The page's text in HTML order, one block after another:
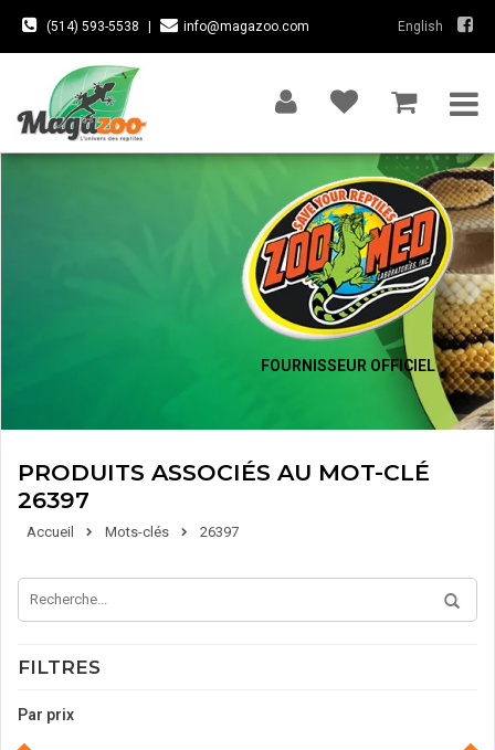
(514) 593-5538 info@magazoo.com English
FOURNISSEUR OFFICIEL
PRODUITS ASSOCIÉS AU MOT-CLÉ
26397
Accueil Mots-clés 26397
FILTRES
Par prix